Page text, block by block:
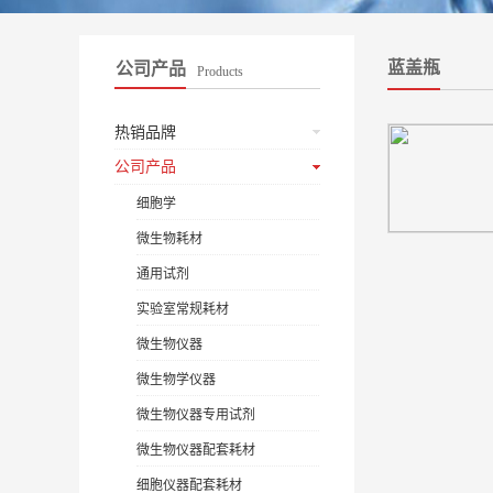
公司产品 Products
热销品牌
公司产品
细胞学
微生物耗材
通用试剂
实验室常规耗材
微生物仪器
微生物学仪器
微生物仪器专用试剂
微生物仪器配套耗材
细胞仪器配套耗材
蓝盖瓶